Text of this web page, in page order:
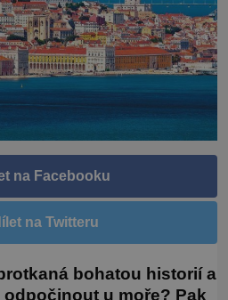
na Facebooku
na Twitteru
bohatou historií a
u moře? Pak